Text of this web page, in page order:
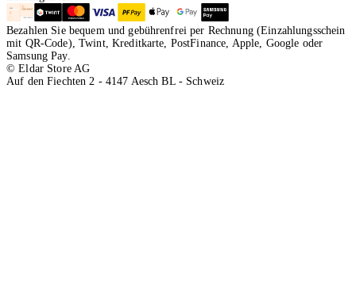
Bezahlen Sie bequem und gebührenfrei per Rechnung (Einzahlungsschein
mit QR-Code), Twint, Kreditkarte, PostFinance, Apple, Google oder
Samsung Pay.
© Eldar Store AG
Auf den Fiechten 2 - 4147 Aesch BL - Schweiz